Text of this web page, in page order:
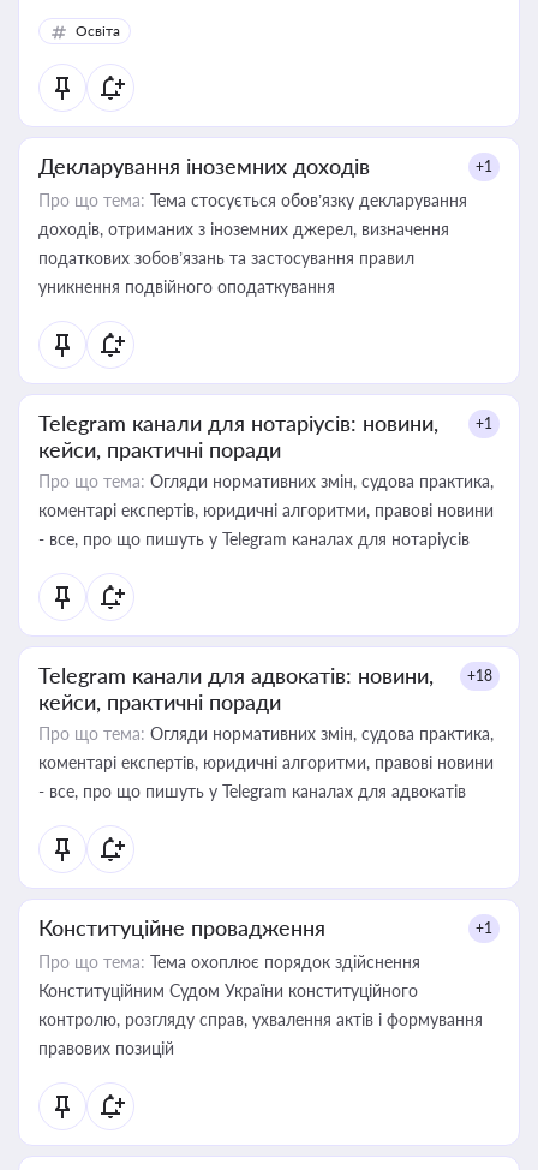
Освіта
Декларування іноземних доходів +1
Про що тема: Тема стосується обов’язку декларування
доходів, отриманих з іноземних джерел, визначення
податкових зобов’язань та застосування правил
уникнення подвійного оподаткування
Telegram канали для нотаріусів: новини,
кейси, практичні поради
+1
Про що тема: Огляди нормативних змін, судова практика,
коментарі експертів, юридичні алгоритми, правові новини
- все, про що пишуть у Telegram каналах для нотаріусів
Telegram канали для адвокатів: новини,
кейси, практичні поради
+18
Про що тема: Огляди нормативних змін, судова практика,
коментарі експертів, юридичні алгоритми, правові новини
- все, про що пишуть у Telegram каналах для адвокатів
Конституційне провадження +1
Про що тема: Тема охоплює порядок здійснення
Конституційним Судом України конституційного
контролю, розгляду справ, ухвалення актів і формування
правових позицій